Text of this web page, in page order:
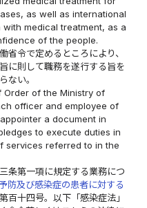
as well as international
medical treatment, as a
of the people.
省令で定めるところにより、
に則して職務を遂行する旨を
ない。
Order of the Ministry of
officer and employee of
a document in
to execute duties in
services referred to in the
条第一項に規定する業務につ
防及び感染症の患者に対する
百十四号。以下「感染症法」